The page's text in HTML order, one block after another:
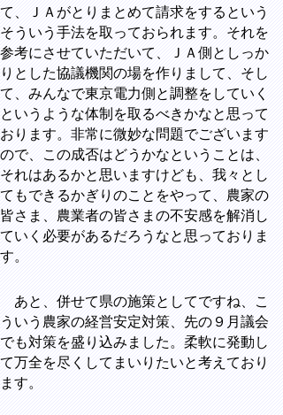
て、ＪＡがとりまとめて請求をするという
そういう手法を取っておられます。それを
参考にさせていただいて、ＪＡ側としっか
りとした協議機関の場を作りまして、そし
て、みんなで東京電力側と調整をしていく
というような体制を取るべきかなと思って
おります。非常に微妙な問題でございます
ので、この成否はどうかなということは、
それはあるかと思いますけども、我々とし
てもできるかぎりのことをやって、農家の
皆さま、農業者の皆さまの不安感を解消し
ていく必要があるだろうなと思っておりま
す。
あと、併せて県の施策としてですね、こ
ういう農家の経営安定対策、先の９月議会
でも対策を盛り込みました。柔軟に発動し
て万全を尽くしてまいりたいと考えており
ます。